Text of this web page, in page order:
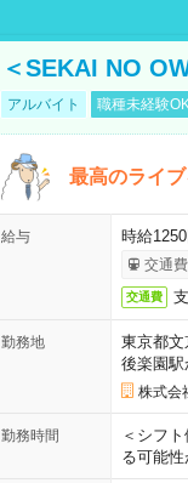
＜SEKAI NO
アルバイト 職種未経験OK
最高のライ
給与 時給1250
交通
交通費
勤務地
東京都文
後楽園駅
株式会
勤務時間
＜シフ
る可能